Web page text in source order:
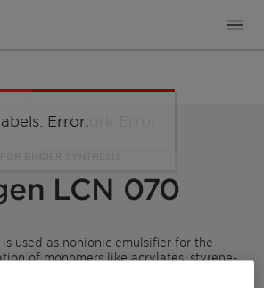
LCN 070
used as nonionic emulsifier for the
of monomers like acrylates, styrene-
Network Error
Error: